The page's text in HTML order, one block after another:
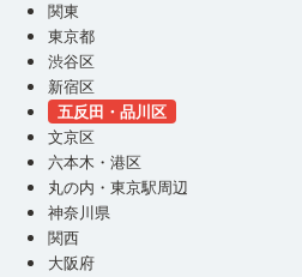
関東
東京都
渋谷区
新宿区
五反田・品川区
文京区
六本木・港区
丸の内・東京駅周辺
神奈川県
関西
大阪府